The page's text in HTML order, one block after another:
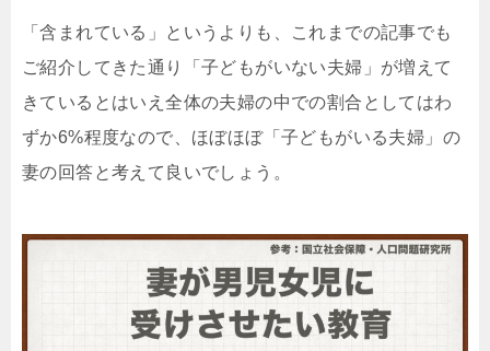
「含まれている」というよりも、これまでの記事でも
ご紹介してきた通り「子どもがいない夫婦」が増えて
きているとはいえ全体の夫婦の中での割合としてはわ
ずか6%程度なので、ほぼほぼ「子どもがいる夫婦」の
妻の回答と考えて良いでしょう。